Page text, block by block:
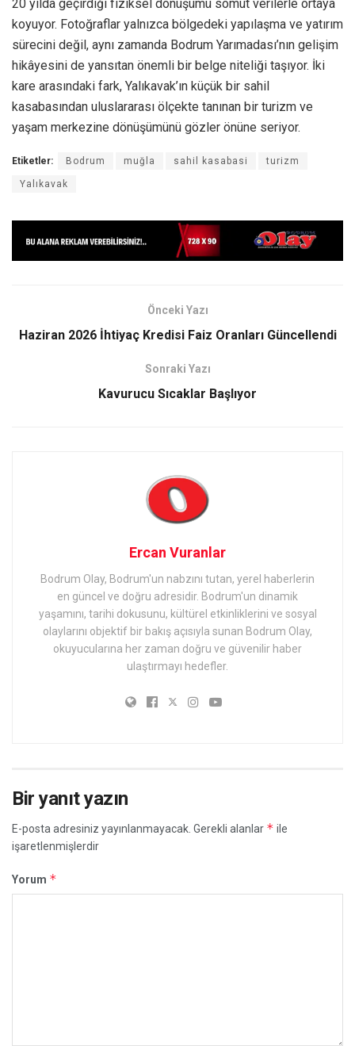
20 yılda geçirdiği fiziksel dönüşümü somut verilerle ortaya
koyuyor. Fotoğraflar yalnızca bölgedeki yapılaşma ve yatırım
sürecini değil, aynı zamanda Bodrum Yarımadası’nın gelişim
hikâyesini de yansıtan önemli bir belge niteliği taşıyor. İki
kare arasındaki fark, Yalıkavak’ın küçük bir sahil
kasabasından uluslararası ölçekte tanınan bir turizm ve
yaşam merkezine dönüşümünü gözler önüne seriyor.
Etiketler: Bodrum muğla sahil kasabasi turizm
Yalıkavak
Önceki Yazı
Haziran 2026 İhtiyaç Kredisi Faiz Oranları Güncellendi
Sonraki Yazı
Kavurucu Sıcaklar Başlıyor
Ercan Vuranlar
Bodrum Olay, Bodrum'un nabzını tutan, yerel haberlerin
en güncel ve doğru adresidir. Bodrum'un dinamik
yaşamını, tarihi dokusunu, kültürel etkinliklerini ve sosyal
olaylarını objektif bir bakış açısıyla sunan Bodrum Olay,
okuyucularına her zaman doğru ve güvenilir haber
ulaştırmayı hedefler.
Bir yanıt yazın
E-posta adresiniz yayınlanmayacak. Gerekli alanlar * ile
işaretlenmişlerdir
Yorum *